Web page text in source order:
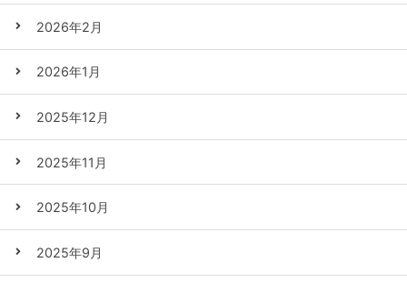
2026年2月
2026年1月
2025年12月
2025年11月
2025年10月
2025年9月